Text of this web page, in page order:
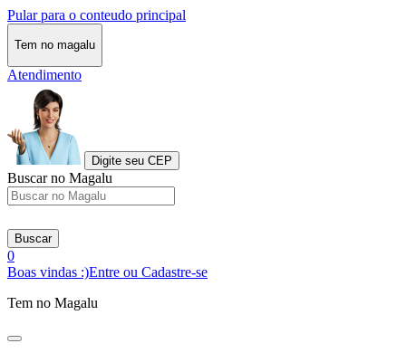
Pular para o conteudo principal
Tem no magalu
Atendimento
Digite seu CEP
Buscar no Magalu
Buscar
0
Boas vindas :)Entre ou Cadastre-se
Tem no Magalu